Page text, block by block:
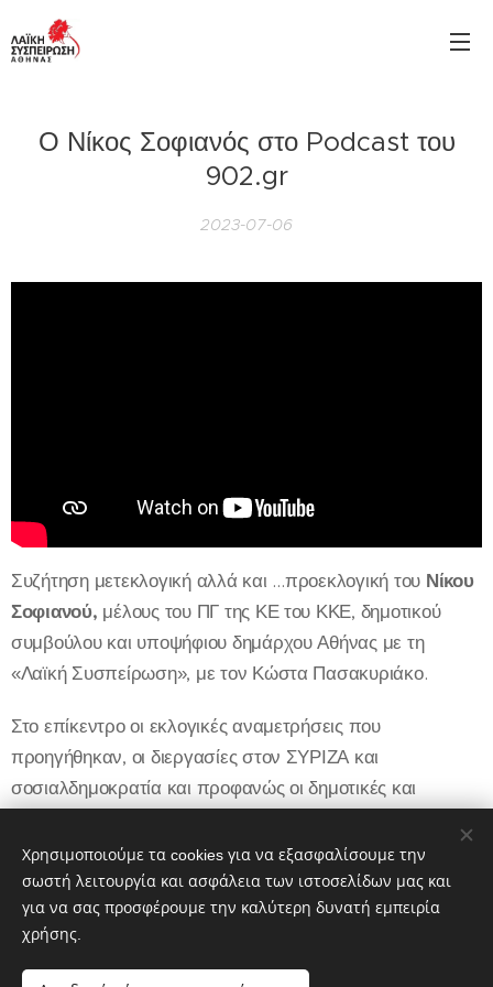
Ο Νίκος Σοφιανός στο Podcast του
902.gr
2023-07-06
Συζήτηση μετεκλογική αλλά και …προεκλογική του Νίκου
Σοφιανού, μέλους του ΠΓ της ΚΕ του ΚΚΕ, δημοτικού
συμβούλου και υποψήφιου δημάρχου Αθήνας με τη
«Λαϊκή Συσπείρωση», με τον Κώστα Πασακυριάκο.
Στο επίκεντρο οι εκλογικές αναμετρήσεις που
προηγήθηκαν, οι διεργασίες στον ΣΥΡΙΖΑ και
σοσιαλδημοκρατία και προφανώς οι δημοτικές και
των ψηφοδελτίων της «Λαϊκής Συσπείρωσης» σε όλους
τους δήμους και Περιφέρειες της χώρας.
Χρησιμοποιούμε τα cookies για να εξασφαλίσουμε την
σωστή λειτουργία και ασφάλεια των ιστοσελίδων μας και
για να σας προσφέρουμε την καλύτερη δυνατή εμπειρία
χρήσης.